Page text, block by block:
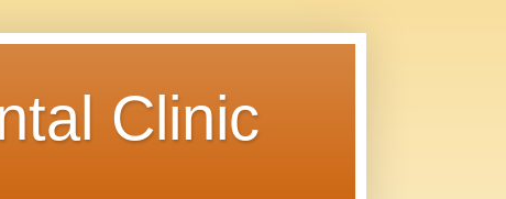
Clinic